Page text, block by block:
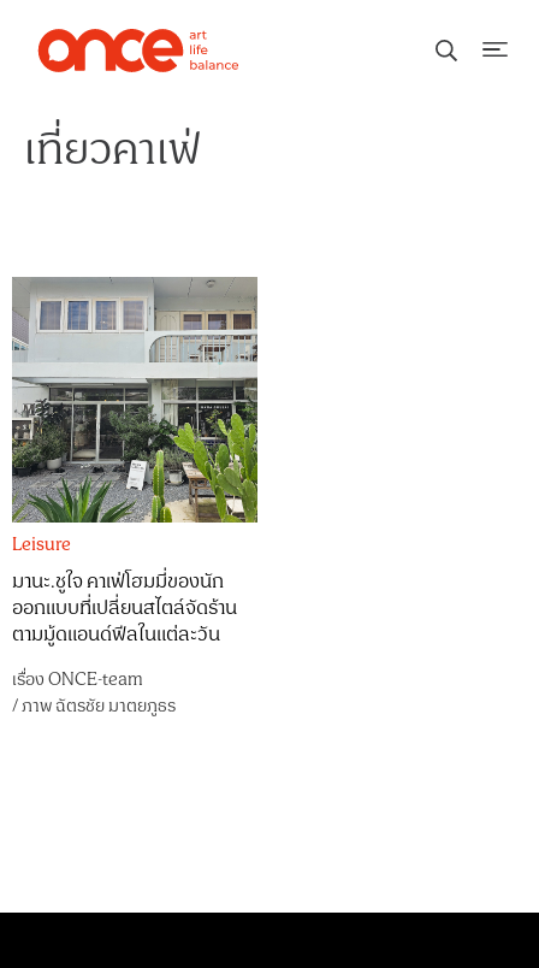
เที่ยวคาเฟ่
Leisure
มานะ.ชูใจ คาเฟ่โฮมมี่ของนัก
ออกแบบที่เปลี่ยนสไตล์จัดร้าน
ตามมู้ดแอนด์ฟีลในแต่ละวัน
เรื่องONCE-team
/ภาพฉัตรชัย มาตยภูธร